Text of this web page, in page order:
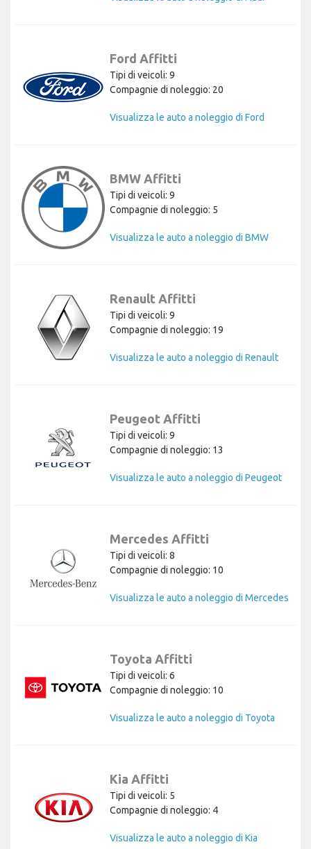
Ford Affitti
Tipi di veicoli: 9
Compagnie di noleggio: 20
Visualizza le auto a noleggio di Ford
BMW Affitti
Tipi di veicoli: 9
Compagnie di noleggio: 5
Visualizza le auto a noleggio di BMW
Renault Affitti
Tipi di veicoli: 9
Compagnie di noleggio: 19
Visualizza le auto a noleggio di Renault
Peugeot Affitti
Tipi di veicoli: 9
Compagnie di noleggio: 13
Visualizza le auto a noleggio di Peugeot
Mercedes Affitti
Tipi di veicoli: 8
Compagnie di noleggio: 10
Visualizza le auto a noleggio di Mercedes
Toyota Affitti
Tipi di veicoli: 6
Compagnie di noleggio: 10
Visualizza le auto a noleggio di Toyota
Kia Affitti
Tipi di veicoli: 5
Compagnie di noleggio: 4
Visualizza le auto a noleggio di Kia